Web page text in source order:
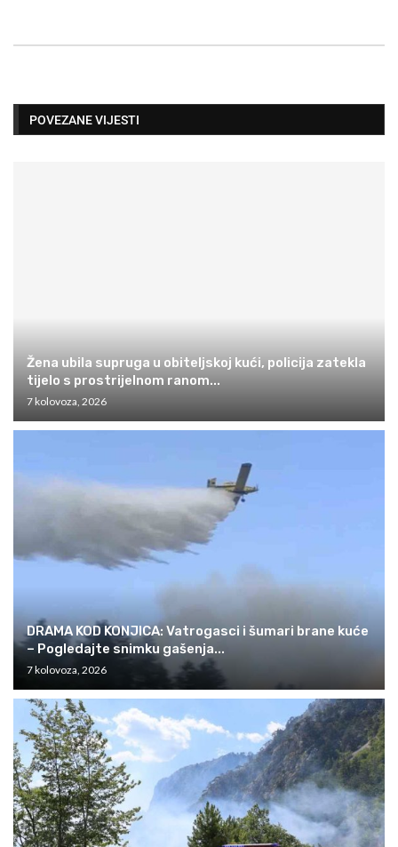
POVEZANE VIJESTI
Žena ubila supruga u obiteljskoj kući, policija zatekla
tijelo s prostrijelnom ranom...
7 kolovoza, 2026
DRAMA KOD KONJICA: Vatrogasci i šumari brane kuće
– Pogledajte snimku gašenja...
7 kolovoza, 2026